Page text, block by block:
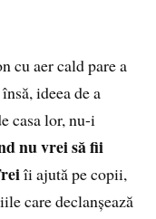
cu aer cald pare a
ideea de a
casa lor, nu-i
nu vrei să fii
îi ajută pe copii,
care declanșează